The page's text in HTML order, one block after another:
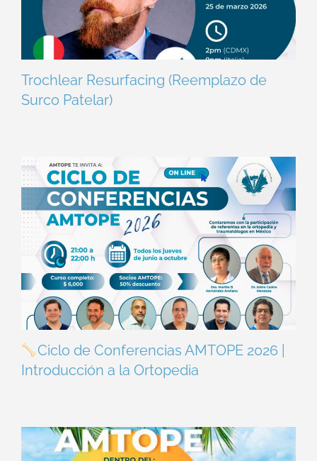
Trochlear Resurfacing (Reemplazo de
Surco Patelar)
Ciclo de Conferencias AMTOPE 2026 |
Introducción a la Ortopedia